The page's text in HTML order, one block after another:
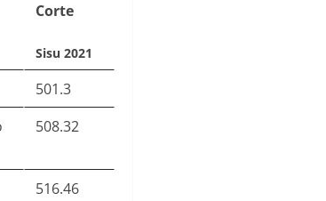
Corte
Sisu 2021
501.3
508.32
516.46